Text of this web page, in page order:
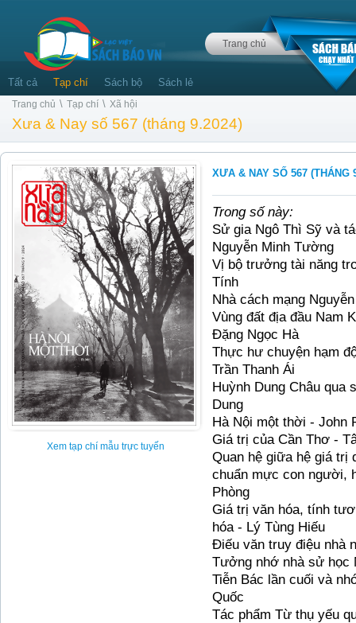
Trang chủ
Tất cả Tạp chí Sách bộ Sách lẻ
Trang chủ \ Tạp chí \ Xã hội
Xưa & Nay số 567 (tháng 9.2024)
Xem tạp chí mẫu trực tuyến
XƯA & NAY SỐ 567 (THÁNG
Trong số này:
Sử gia Ngô Thì Sỹ và
Nguyễn Minh Tường
Vị bộ trưởng tài năng
Tính
Nhà cách mạng
Vùng đất địa đầu Nam
Đặng Ngọc Hà
Thực hư chuyện hạm
Trần Thanh Ái
Huỳnh Dung Châu qua
Dung
Hà Nội một thời - John
Giá trị của Cần Thơ -
Quan hệ giữa hệ giá trị
chuẩn mực con người,
Phòng
Giá trị văn hóa, tính
hóa - Lý Tùng Hiếu
Điếu văn truy điệu nhà
Tưởng nhớ nhà sử học
Tiễn Bác lần cuối và
Quốc
Tác phẩm Từ thụ yếu